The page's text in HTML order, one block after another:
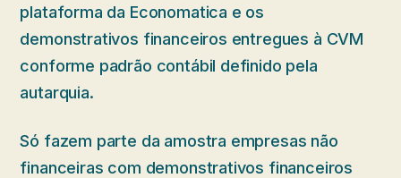
plataforma da Economatica e os
demonstrativos financeiros entregues à CVM
conforme padrão contábil definido pela
autarquia.
Só fazem parte da amostra empresas não
financeiras com demonstrativos financeiros